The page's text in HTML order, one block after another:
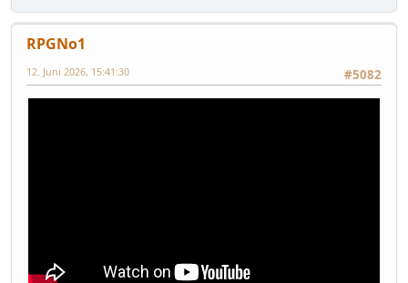
RPGNo1
#5082
12. Juni 2026, 15:41:30